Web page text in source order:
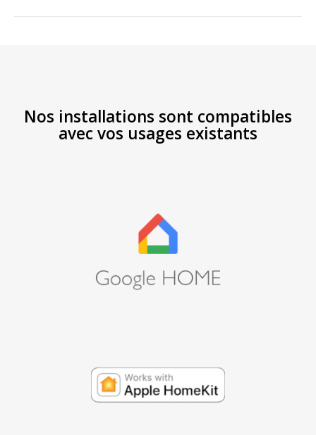
Nos installations sont compatibles
avec vos usages existants